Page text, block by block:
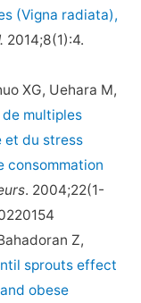
(Vigna radiata),
2014;8(1):4.
XG, Uehara M,
de multiples
et du stress
consommation
. 2004;22(1-
Z,
sprouts effect
obese